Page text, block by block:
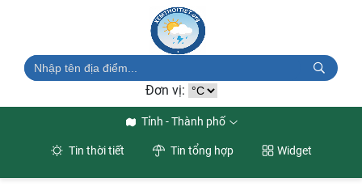
Đơn vị:
Tỉnh - Thành phố
Tin thời tiết Tin tổng hợp Widget